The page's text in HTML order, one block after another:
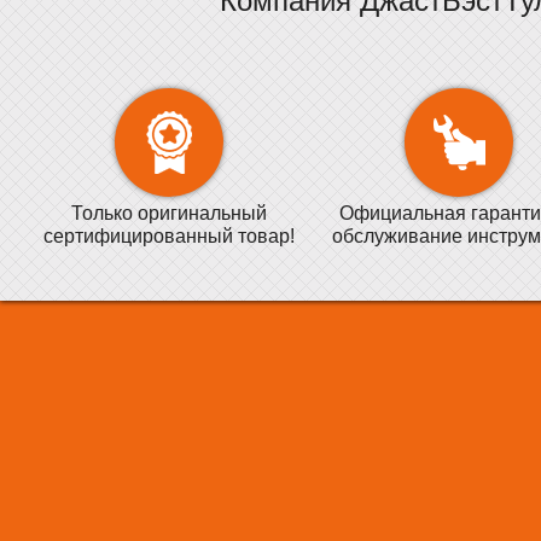
Только оригинальный
сертифицированный товар!
Официальная
обслуживание